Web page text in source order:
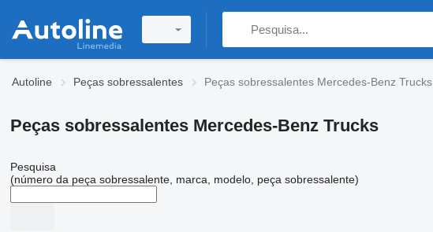
Autoline Peças sobressalentes Peças sobressalentes Mercedes-Benz Trucks
Peças sobressalentes Mercedes-Benz Trucks
Pesquisa
(número da peça sobressalente, marca, modelo, peça sobressalente)